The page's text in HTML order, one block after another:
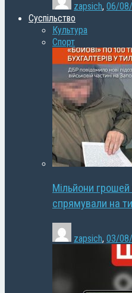
zapsich, 06/
Суспільство
Культура
Спорт
Мільйони грошей
спрямували на
zapsich, 03/